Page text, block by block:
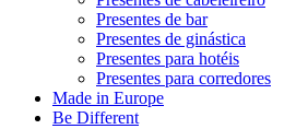
Presentes de bar
Presentes de ginástica
Presentes para hotéis
Presentes para corredores
Made in Europe
Be Different